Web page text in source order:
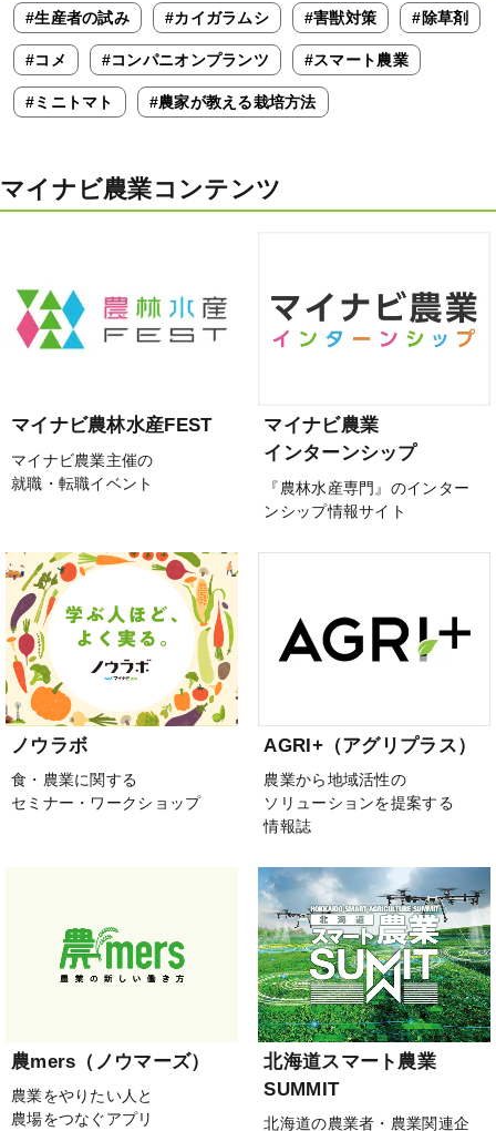
#生産者の試み #カイガラムシ #害獣対策 #除草剤
#コメ #コンパニオンプランツ #スマート農業
#ミニトマト #農家が教える栽培方法
マイナビ農業コンテンツ
マイナビ農林水産FEST
マイナビ農業主催の
就職・転職イベント
マイナビ農業
インターンシップ
『農林水産専門』のインター
ンシップ情報サイト
ノウラボ
食・農業に関する
セミナー・ワークショップ
AGRI+（アグリプラス）
農業から地域活性の
ソリューションを提案する
情報誌
農mers（ノウマーズ）
農業をやりたい人と
農場をつなぐアプリ
北海道スマート農業
SUMMIT
北海道の農業者・農業関連企